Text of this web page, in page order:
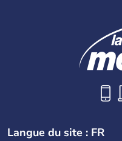
Langue du site : FR